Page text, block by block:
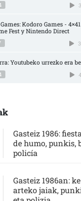
3
Kodoro Games -
Fest y Nintendo Direct
3
Youtubeko urrezko era
4
Gasteiz 1986:
de humo, punkis,
policía
Gasteiz 1986an:
arteko jaiak,